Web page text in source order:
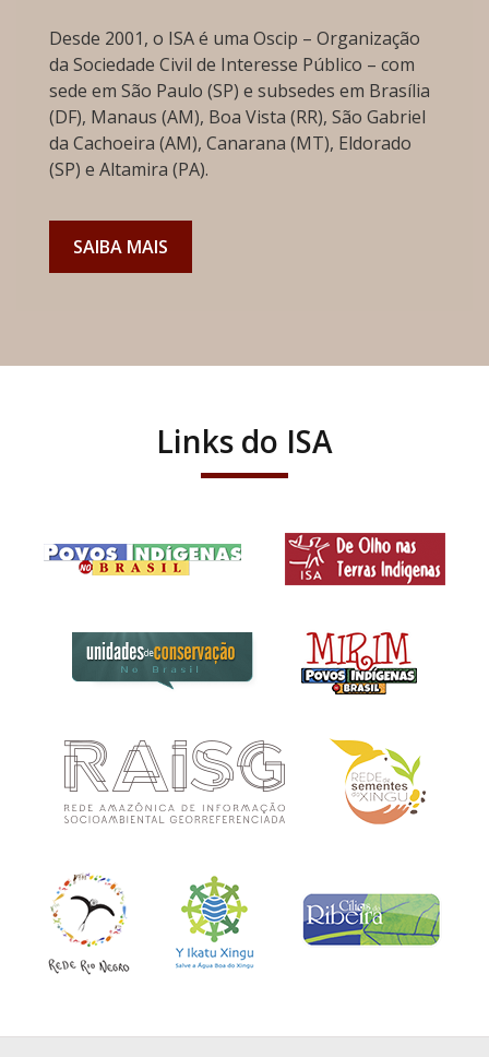
Desde 2001, o ISA é uma Oscip – Organização
da Sociedade Civil de Interesse Público – com
sede em São Paulo (SP) e subsedes em Brasília
(DF), Manaus (AM), Boa Vista (RR), São Gabriel
da Cachoeira (AM), Canarana (MT), Eldorado
(SP) e Altamira (PA).
SAIBA MAIS
Links do ISA